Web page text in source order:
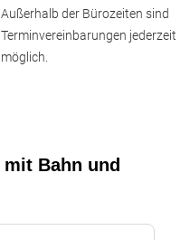
Außerhalb der Bürozeiten sind
Terminvereinbarungen jederzeit
möglich.